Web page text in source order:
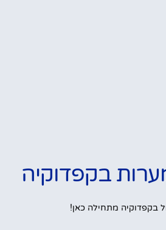
בקפדוקיה
בקפדוקיה מתחילה כאן!